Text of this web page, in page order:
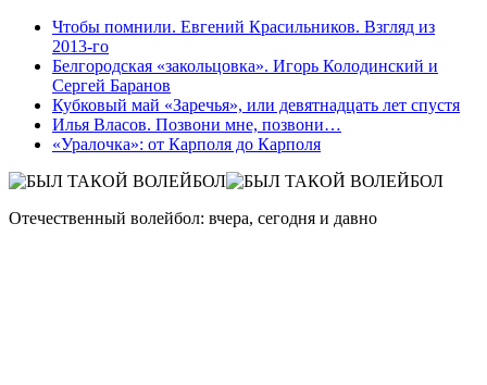
Чтобы помнили. Евгений Красильников. Взгляд из
2013-го
Белгородская «закольцовка». Игорь Колодинский и
Сергей Баранов
Кубковый май «Заречья», или девятнадцать лет спустя
Илья Власов. Позвони мне, позвони…
«Уралочка»: от Карполя до Карполя
Отечественный волейбол: вчера, сегодня и давно